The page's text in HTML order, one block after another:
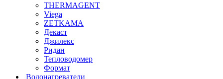
THERMAGENT
Viega
ZETKAMA
Декаст
Джилекс
Ридан
Тепловодомер
Формат
Водонагреватели